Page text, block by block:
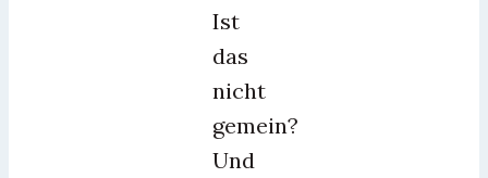
Ist
das
nicht
gemein?
Und